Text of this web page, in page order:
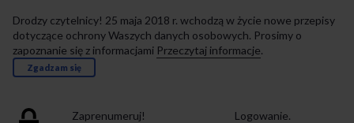
Drodzy czytelnicy! 25 maja 2018 r. wchodzą w życie nowe przepisy
dotyczące ochrony Waszych danych osobowych. Prosimy o
zapoznanie się z informacjami Przeczytaj informacje.
Zgadzam się
Zaprenumeruj!
Logowanie.